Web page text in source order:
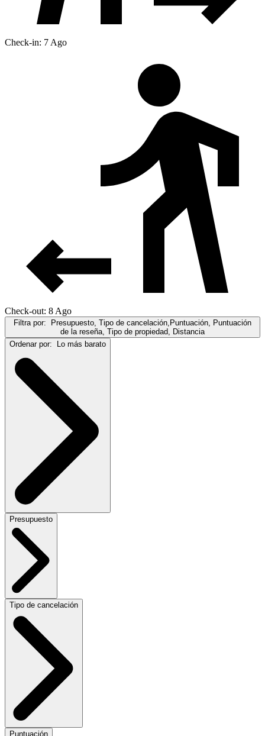
Check-in: 7 Ago
Check-out: 8 Ago
Filtra por:
Presupuesto, Tipo de cancelación,Puntuación, Puntuación
de la reseña, Tipo de propiedad, Distancia
Ordenar por:
Lo más barato
Presupuesto
Tipo de cancelación
Puntuación